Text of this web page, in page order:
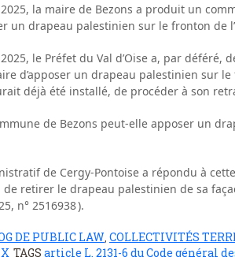
la maire de Bezons a produit un
un drapeau palestinien sur le fronton de
le Préfet du Val d’Oise a, par
d’apposer un drapeau palestinien sur
déjà été installé, de procéder à son
de Bezons peut-elle apposer un
de Cergy-Pontoise a répondu à
de retirer le drapeau palestinien de sa
n° 2516938 ).
DE PUBLIC LAW COLLECTIVITÉS
TAGS article L. 2131-6 du Code général